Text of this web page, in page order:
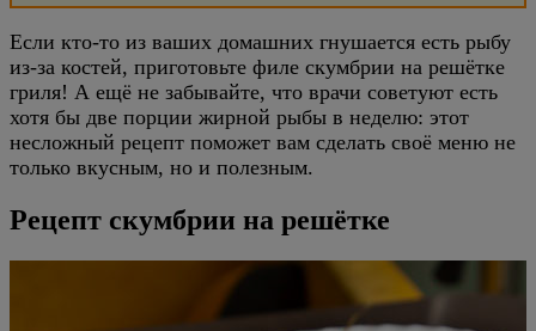
Если кто-то из ваших домашних гнушается есть рыбу
из-за костей, приготовьте филе скумбрии на решётке
гриля! А ещё не забывайте, что врачи советуют есть
хотя бы две порции жирной рыбы в неделю: этот
несложный рецепт поможет вам сделать своё меню не
только вкусным, но и полезным.
Рецепт скумбрии на решётке